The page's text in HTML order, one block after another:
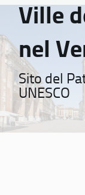
Ville
nel
Sito del
UNESCO